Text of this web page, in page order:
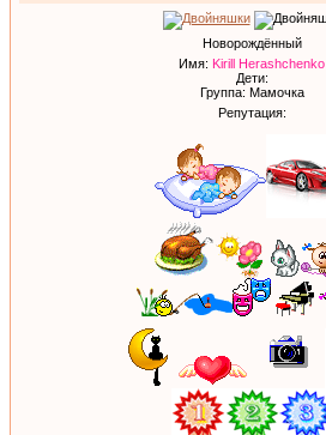
Новорождённый
Имя: Kirill Herashchenko
Дети:
Группа: Мамочка
Репутация: